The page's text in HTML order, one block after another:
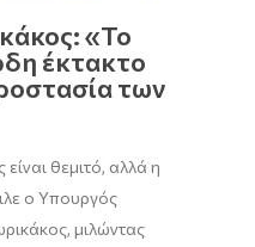
«Το
έκτακτο
των
θεμιτό, αλλά η
ο Υπουργός
μιλώντας